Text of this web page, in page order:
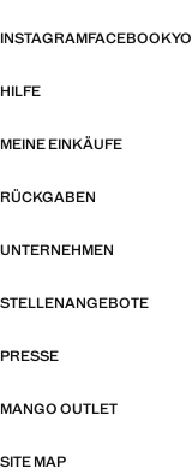
INSTAGRAMFACEBOOK
HILFE
MEINE EINKÄUFE
RÜCKGABEN
UNTERNEHMEN
STELLENANGEBOTE
PRESSE
MANGO OUTLET
SITE MAP